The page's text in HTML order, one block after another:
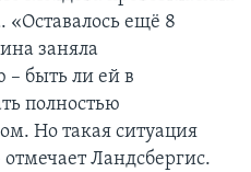
«Оставалось ещё 8
заняла
быть ли ей в
полностью
Но такая ситуация
Ландсбергис.